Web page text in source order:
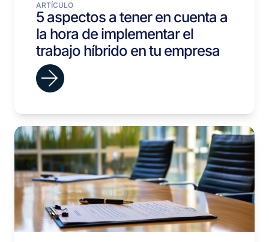
ARTÍCULO
5 aspectos a tener en cuenta a
la hora de implementar el
trabajo híbrido en tu empresa